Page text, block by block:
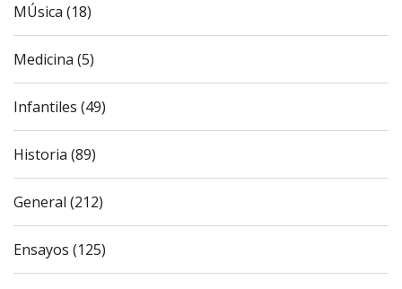
MÚsica (18)
Medicina (5)
Infantiles (49)
Historia (89)
General (212)
Ensayos (125)